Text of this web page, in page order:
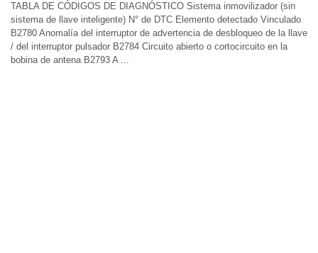
TABLA DE CÓDIGOS DE DIAGNÓSTICO Sistema inmovilizador (sin
sistema de llave inteligente) N° de DTC Elemento detectado Vinculado
B2780 Anomalía del interruptor de advertencia de desbloqueo de la llave
/ del interruptor pulsador B2784 Circuito abierto o cortocircuito en la
bobina de antena B2793 A ...